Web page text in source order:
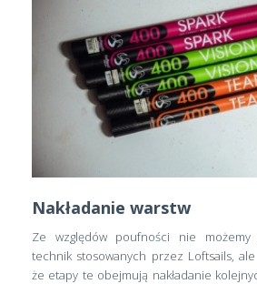
Nakładanie warstw
Ze względów poufności nie możemy
technik stosowanych przez Loftsails,
że etapy te obejmują nakładanie